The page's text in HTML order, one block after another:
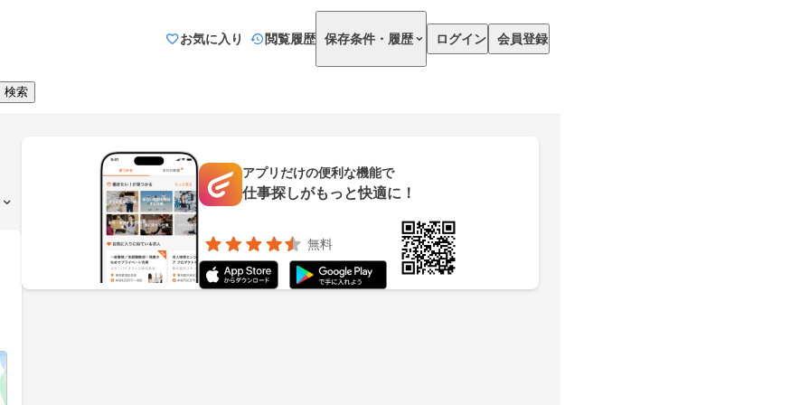
お気に入り 閲覧履歴 保存条件・履歴 ログイン 会員登録
検索
アプリだけの便利な機能で
仕事探しがもっと快適に！
無料